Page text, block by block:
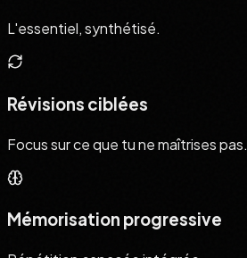
L'essentiel, synthétisé.
Révisions ciblées
Focus sur ce que tu ne maîtrises pas.
Mémorisation progressive